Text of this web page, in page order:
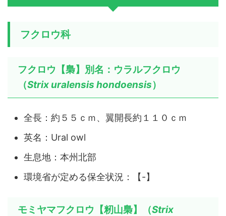
フクロウ科
フクロウ【梟】別名：ウラルフクロウ
（Strix uralensis hondoensis）
全長：約５５ｃｍ、翼開長約１１０ｃｍ
英名：Ural owl
生息地：本州北部
環境省が定める保全状況：【-】
モミヤマフクロウ【籾山梟】（Strix